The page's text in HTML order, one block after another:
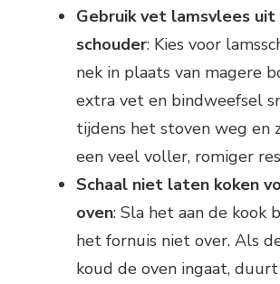
Gebruik vet lamsvlees uit
schouder: Kies voor
nek in plaats van magere
extra vet en bindweefsel
tijdens het stoven weg en
een veel voller, romiger
Schaal niet laten koken
oven: Sla het aan de kook
het fornuis niet over. Als
koud de oven ingaat,